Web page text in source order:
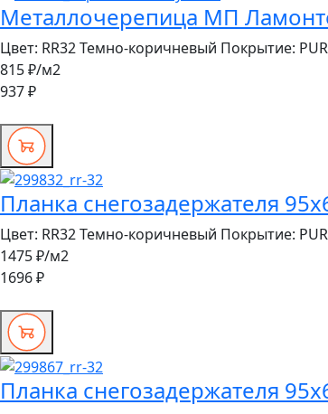
Металлочерепица МП
Цвет: RR32 Темно-коричневый Покрытие:
815 ₽/м2
937 ₽
Планка снегозадержателя
Цвет: RR32 Темно-коричневый Покрытие:
1475 ₽/м2
1696 ₽
Планка снегозадержателя